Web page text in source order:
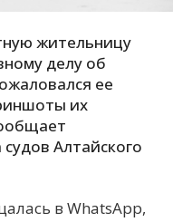
У
жительницу
делу об
ее
их
Алтайского
в WhatsApp,